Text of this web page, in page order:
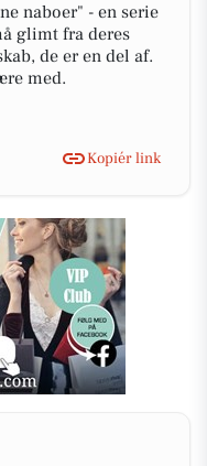
naboer" - en serie
glimt fra deres
de er en del af.
med.
Kopiér link